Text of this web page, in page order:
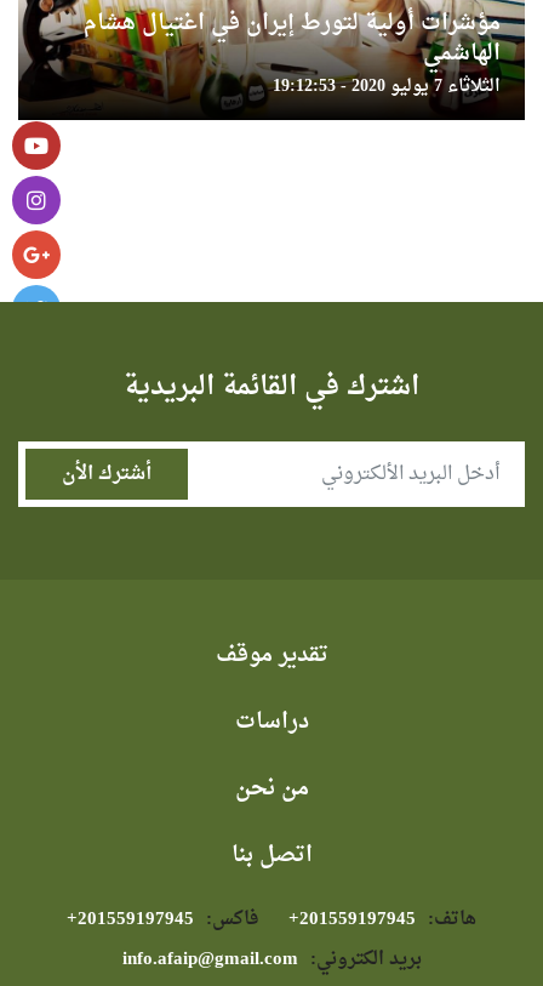
مؤشرات أولية لتورط إيران في اغتيال هشام
الهاشمي
الثلاثاء 7 يوليو 2020 - 19:12:53
اشترك في القائمة البريدية
تقدير موقف
دراسات
من نحن
اتصل بنا
هاتف: فاكس:
بريد الكتروني: info.afaip@gmail.com